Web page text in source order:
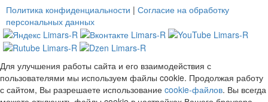
Политика конфиденциальности | Согласие на обработку
персональных данных
Для улучшения работы сайта и его взаимодействия с
пользователями мы используем файлы cookie. Продолжая работу
с сайтом, Вы разрешаете использование cookie-файлов. Вы всегда